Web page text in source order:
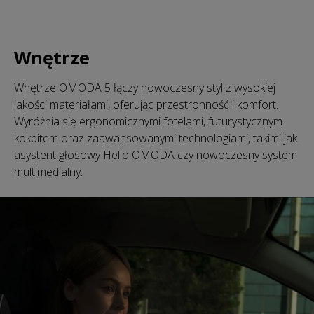
Wnętrze
Wnętrze OMODA 5 łączy nowoczesny styl z wysokiej
jakości materiałami, oferując przestronność i komfort.
Wyróżnia się ergonomicznymi fotelami, futurystycznym
kokpitem oraz zaawansowanymi technologiami, takimi jak
asystent głosowy Hello OMODA czy nowoczesny system
multimedialny.